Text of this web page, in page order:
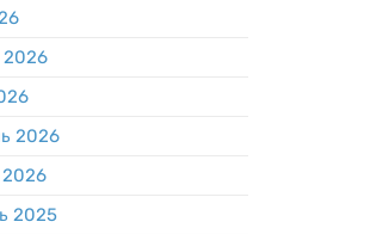
2026
2026
2026
2025